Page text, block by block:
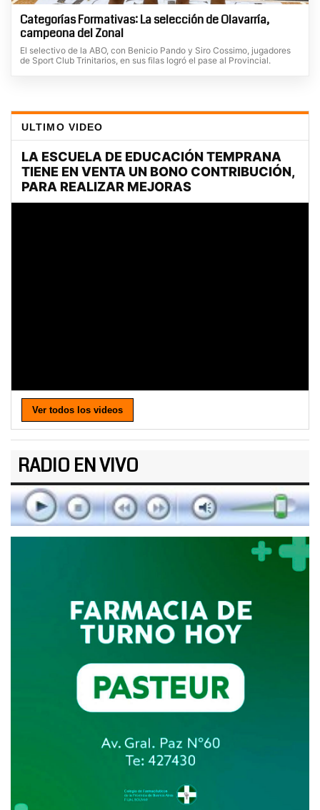
Categorías Formativas: La selección de Olavarría,
campeona del Zonal
El selectivo de la ABO, con Benicio Pando y Siro Cossimo, jugadores
de Sport Club Trinitarios, en sus filas logró el pase al Provincial.
ULTIMO VIDEO
Ver todos los videos
RADIO EN VIVO